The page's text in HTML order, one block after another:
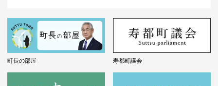
町長の部屋 寿都町議会